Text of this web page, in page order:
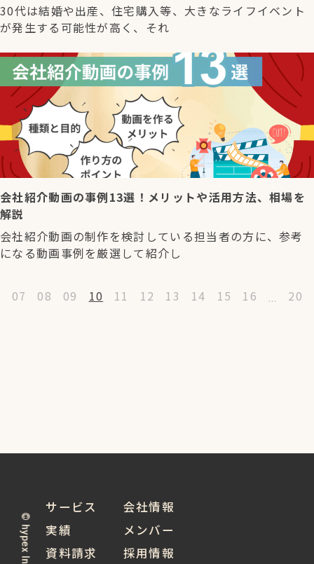
30代は結婚や出産、住宅購入等、大きなライフイベント
が発生する可能性が高く、それ
会社紹介動画の事例13選！メリットや活用方法、相場を
解説
会社紹介動画の制作を検討している担当者の方に、参考
になる動画事例を厳選して紹介し
07 08 09 10 11 12 13 14 15 16 ... 20
サービス
実績
資料請求
会社情報
メンバー
採用情報